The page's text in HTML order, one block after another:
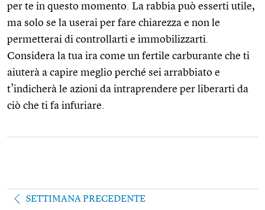
per te in questo momento. La rabbia può esserti utile,
ma solo se la userai per fare chiarezza e non le
permetterai di controllarti e immobilizzarti.
Considera la tua ira come un fertile carburante che ti
aiuterà a capire meglio perché sei arrabbiato e
t’indicherà le azioni da intraprendere per liberarti da
ciò che ti fa infuriare.
SETTIMANA PRECEDENTE